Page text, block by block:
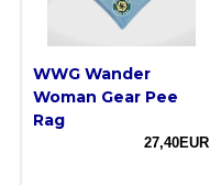
WWG Wander
Woman Gear Pee
Rag
27,40EUR